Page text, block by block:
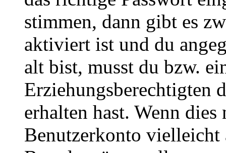
stimmen, dann gibt es
aktiviert ist und du
alt bist, musst du bzw.
Erziehungsberechtigten
erhalten hast. Wenn
Benutzerkonto